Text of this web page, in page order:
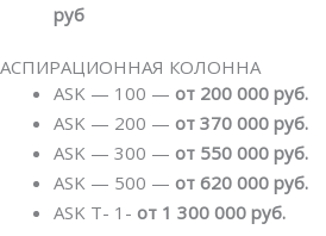
руб
АСПИРАЦИОННАЯ КОЛОННА
ASK — 100 — от 200 000 руб.
ASK — 200 — от 370 000 руб.
ASK — 300 — от 550 000 руб.
ASK — 500 — от 620 000 руб.
ASK T- 1- от 1 300 000 руб.